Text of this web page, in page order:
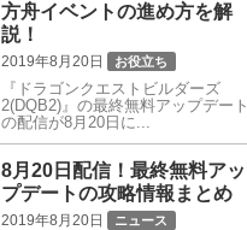
方舟イベントの進め方を解
説！
2019年8月20日 お役立ち
『ドラゴンクエストビルダーズ
2(DQB2)』の最終無料アップデート
の配信が8月20日に...
8月20日配信！最終無料アッ
プデートの攻略情報まとめ
2019年8月20日 ニュース